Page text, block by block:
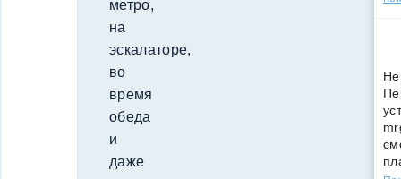
метро,
на
эскалаторе,
во
время
обеда
и
даже
Не